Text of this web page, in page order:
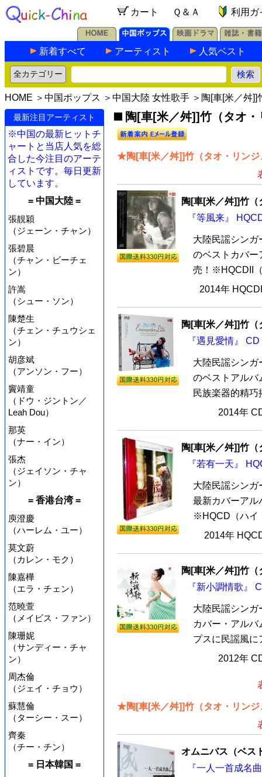
カート Ｑ＆Ａ 利用ガ
新着すべて アーティスト 人気ベスト
HOME ＞ 中国ポップス ＞ 中国大陸 女性歌手 ＞陶[車[米／舛
最新注目アーティスト
※中国の最新ヒットチ
ャートと当店人気を総
合した今注目のアーテ
ィストです。毎日更新
しています。
= 中国大陸 =
張靚穎
（ジェーン・チャン）
張碧晨
（チャン・ビーチェ
ン）
許嵩
（シュー・ソン）
陳楚生
（チェン・チュウシェ
ン）
胡彦斌
（アンソン・フー）
竇靖童
（ドウ・ジントン／
Leah Dou）
那英
（ナー・イン）
張杰
（ジェイソン・チャ
ン）
= 香港台湾 =
庾澄慶
（ハーレム・ユー）
莫文蔚
（カレン・モク）
陳嘉樺
（エラ・チェン）
范曉萱
（メイビス・ファン）
陳珊妮
（サンディー・チャ
ン）
周杰倫
（ジェイ・チョウ）
蘇慧倫
（ターシー・スー）
齊秦
（チー・チン）
= 日本韓国 =
陶[車[米／舛]]竹（タオ
★陶[車[米／舛]]竹（タオ・リンジ
陶[車[米／舛]]竹（
『等風来』
大陸民謡シン
のベストカバー
売！※HQCDII
2014年
陶[車[米／舛]]竹（
『遇見愛情』
大陸民謡シン
のベストアルバ
民族楽器的精
2014年
陶[車[米／舛]]竹（
『若有一天』
大陸民謡シンガ
最新カバーアル
※HQCD（ハイ
2014年
陶[車[米／舛]]竹（
『新小調情歌』
大陸民謡シンガ
カバー・アル
プスに民謡風に
2012年
★陶[車[米／舛]]竹（タオ・リンジ
オムニバス（ベス
『一人一首成名